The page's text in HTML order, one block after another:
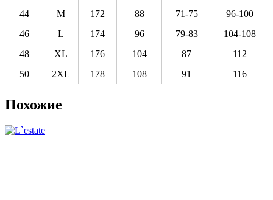
44
M 172 88 71-75
96-100
46
L 174 96 79-83
104-108
48
XL 176 104 87
112
50
2XL 178 108 91 116
Похожие